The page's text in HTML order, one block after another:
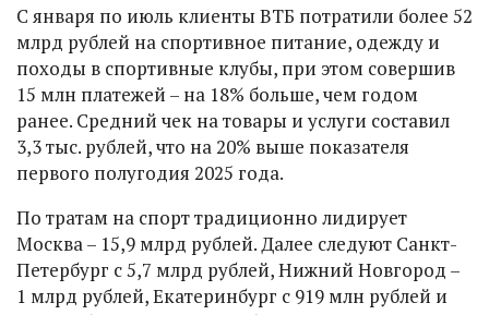
С января по июль клиенты ВТБ потратили более 52
млрд рублей на спортивное питание, одежду и
походы в спортивные клубы, при этом совершив
15 млн платежей – на 18% больше, чем годом
ранее. Средний чек на товары и услуги составил
3,3 тыс. рублей, что на 20% выше показателя
первого полугодия 2025 года.
По тратам на спорт традиционно лидирует
Москва – 15,9 млрд рублей. Далее следуют Санкт-
Петербург с 5,7 млрд рублей, Нижний Новгород –
1 млрд рублей, Екатеринбург с 919 млн рублей и